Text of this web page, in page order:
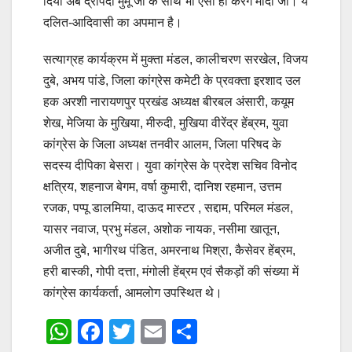
दलित-आदिवासी का अपमान है।
सत्याग्रह कार्यक्रम में मुक्ता मंडल, कालीचरण सरखेल, विजय
दुबे, अभय पांडे, जिला कांग्रेस कमेटी के प्रवक्ता इरशाद उल
हक अरशी नारायणपुर प्रखंड अध्यक्ष बीरबल अंसारी, कयूम
शेख, मेजिया के मुखिया, मीरुदी, मुखिया वीरेंद्र हेंब्रम, युवा
कांग्रेस के जिला अध्यक्ष तनवीर आलम, जिला परिषद के
सदस्य दीपिका बेसरा। युवा कांग्रेस के प्रदेश सचिव विनोद
क्षत्रिय, शहनाज बेगम, वर्षा कुमारी, दानिश रहमान, उत्तम
रजक, पप्पू डालमिया, दाऊद मास्टर , सद्दाम, परिमल मंडल,
यासर नवाज, प्रभु मंडल, अशोक नायक, नसीमा खातून,
अजीत दुबे, भागीरथ पंडित, अमरनाथ मिश्रा, कैसेवर हेंब्रम,
हरी बास्की, गोपी दत्ता, मंगोली हेंब्रम एवं सैकड़ों की संख्या में
कांग्रेस कार्यकर्ता, आमलोग उपस्थित थे।
W
F
T
E